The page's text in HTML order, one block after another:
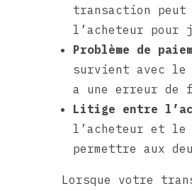
transaction peut
l’acheteur
Problème de
survient avec le
a une erreur de
Litige entre
l’acheteur et le
permettre aux
Lorsque votre